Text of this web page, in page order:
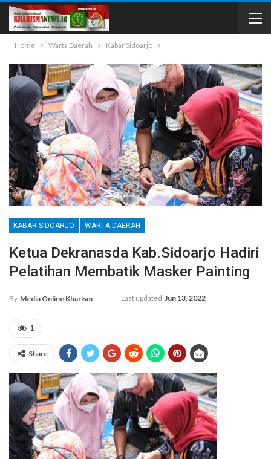
Home Warta Daerah Kabar Sidoarjo
KABAR SIDOARJO WARTA DAERAH
Ketua Dekranasda Kab.Sidoarjo Hadiri
Pelatihan Membatik Masker Painting
By Media Online Kharismanews.id Last updated Jun 13, 2022
1
Share